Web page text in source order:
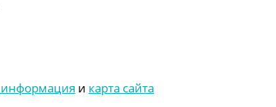
информация и карта сайта